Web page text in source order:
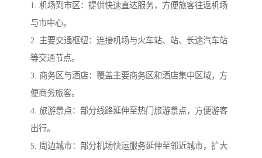
1. 机场到市区：提供快速直达服务，方便旅客往返机场
与市中心。
2. 主要交通枢纽：连接机场与火车站、站、长途汽车站
等交通节点。
3. 商务区与酒店：覆盖主要商务区和酒店集中区域，方
便商务旅客。
4. 旅游景点：部分线路延伸至热门旅游景点，方便游客
出行。
5. 周边城市：部分机场快运服务延伸至邻近城市，扩大